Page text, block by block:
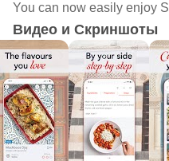
рецептов, их названий и
Все наши рецепты
готовит для друзей и
рецепты передавались
ее матери и ее матери до
домашней арабской
You can now easily enjoy
Видео и Скриншоты